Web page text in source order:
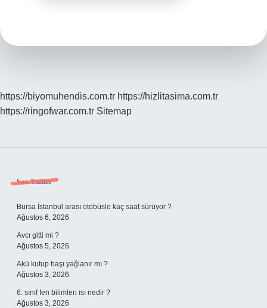
https://biyomuhendis.com.tr https://hizlitasima.com.tr
https://ringofwar.com.tr Sitemap
Sidebar
Son Yazılar
Bursa İstanbul arası otobüsle kaç saat sürüyor ?
Ağustos 6, 2026
Avcı gitti mi ?
Ağustos 5, 2026
Akü kutup başı yağlanır mı ?
Ağustos 3, 2026
6. sınıf fen bilimleri ısı nedir ?
Ağustos 3, 2026